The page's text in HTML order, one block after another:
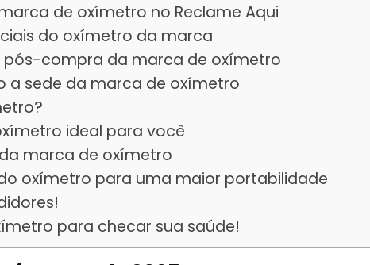
de oxímetro no Reclame Aqui
do oxímetro da marca
pós-compra da marca de oxímetro
a sede da marca de oxímetro
ideal para você
marca de oxímetro
oxímetro para uma maior portabilidade
para checar sua saúde!